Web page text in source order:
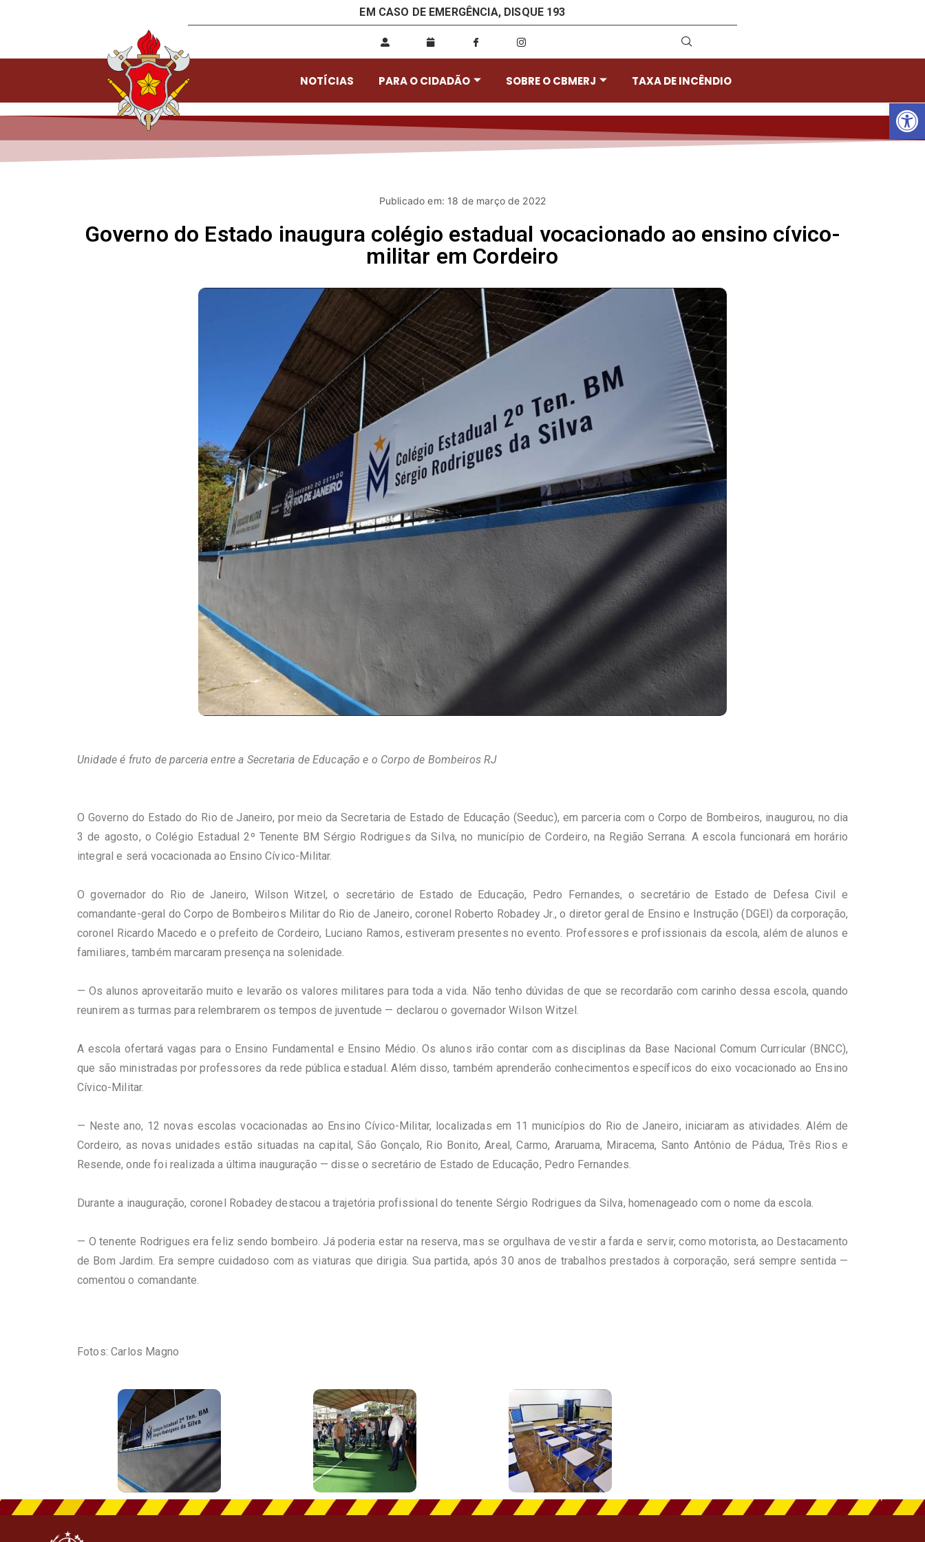
EM CASO DE EMERGÊNCIA, DISQUE 193
NOTÍCIAS PARA O CIDADÃO SOBRE O CBMERJ TAXA DE INCÊNDIO
Publicado em: 18 de março de 2022
Governo do Estado inaugura colégio estadual vocacionado ao ensino cívico-
militar em Cordeiro
Unidade é fruto de parceria entre a Secretaria de Educação e o Corpo de Bombeiros RJ
O Governo do Estado do Rio de Janeiro, por meio da Secretaria de Estado de Educação (Seeduc), em parceria com o Corpo de Bombeiros, inaugurou, no dia
3 de agosto, o Colégio Estadual 2º Tenente BM Sérgio Rodrigues da Silva, no município de Cordeiro, na Região Serrana. A escola funcionará em horário
integral e será vocacionada ao Ensino Cívico-Militar.
O governador do Rio de Janeiro, Wilson Witzel, o secretário de Estado de Educação, Pedro Fernandes, o secretário de Estado de Defesa Civil e
comandante-geral do Corpo de Bombeiros Militar do Rio de Janeiro, coronel Roberto Robadey Jr., o diretor geral de Ensino e Instrução (DGEI) da corporação,
coronel Ricardo Macedo e o prefeito de Cordeiro, Luciano Ramos, estiveram presentes no evento. Professores e profissionais da escola, além de alunos e
familiares, também marcaram presença na solenidade.
— Os alunos aproveitarão muito e levarão os valores militares para toda a vida. Não tenho dúvidas de que se recordarão com carinho dessa escola, quando
reunirem as turmas para relembrarem os tempos de juventude — declarou o governador Wilson Witzel.
A escola ofertará vagas para o Ensino Fundamental e Ensino Médio. Os alunos irão contar com as disciplinas da Base Nacional Comum Curricular (BNCC),
que são ministradas por professores da rede pública estadual. Além disso, também aprenderão conhecimentos específicos do eixo vocacionado ao Ensino
Cívico-Militar.
— Neste ano, 12 novas escolas vocacionadas ao Ensino Cívico-Militar, localizadas em 11 municípios do Rio de Janeiro, iniciaram as atividades. Além de
Cordeiro, as novas unidades estão situadas na capital, São Gonçalo, Rio Bonito, Areal, Carmo, Araruama, Miracema, Santo Antônio de Pádua, Três Rios e
Resende, onde foi realizada a última inauguração — disse o secretário de Estado de Educação, Pedro Fernandes.
Durante a inauguração, coronel Robadey destacou a trajetória profissional do tenente Sérgio Rodrigues da Silva, homenageado com o nome da escola.
— O tenente Rodrigues era feliz sendo bombeiro. Já poderia estar na reserva, mas se orgulhava de vestir a farda e servir, como motorista, ao Destacamento
de Bom Jardim. Era sempre cuidadoso com as viaturas que dirigia. Sua partida, após 30 anos de trabalhos prestados à corporação, será sempre sentida —
comentou o comandante.
Fotos: Carlos Magno